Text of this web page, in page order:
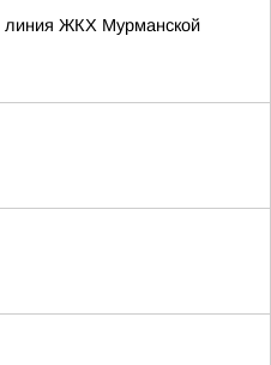
линия ЖКХ Мурманской